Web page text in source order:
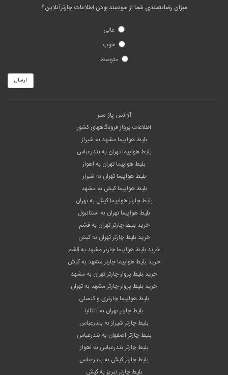
میزان رضایتمندی شما از سودمند بودن اطلاعات چارترآنلاین؟
عالی
خوب
متوسط
ارسال
آژانس پاژ سیر
اطلاعات پرواز فرودگاههای کشور
بلیط هواپیما مشهد به شیراز
بلیط هواپیما تهران به بندرعباس
بلیط هواپیما تهران به اهواز
بلیط هواپیما تهران به شیراز
بلیط هواپیما کیش به مشهد
بلیط چارتر هواپیما کیش به تهران
بلیط هواپیما تهران به استانبول
خرید بلیط چارتر تهران به قشم
خرید بلیط چارتر تهران به کیش
خرید بلیط هواپیما چارتر مشهد به قشم
خرید بلیط هواپیما چارتر مشهد به کیش
خرید بلیط پرواز چارتر تهران به مشهد
خرید بلیط پرواز چارتر مشهد به تهران
بلیط هواپیما چارتری و کنسلی
بلیط چارتر تهران به آنتالیا
بلیط چارتر شیراز به بندرعباس
بلیط چارتر اصفهان به بندرعباس
بلیط چارتر بندرعباس به اهواز
بلیط چارتر کیش به بندرعباس
بلیط چارتر تبریز به کیش